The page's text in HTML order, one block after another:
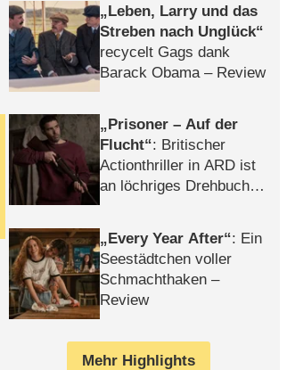
Leben, Larry und das
Streben nach Unglück
recycelt Gags dank
Barack Obama – Review
Prisoner – Auf der
Flucht : Britischer
Actionthriller in ARD ist
an löchriges Drehbuch
Every Year After : Ein
Seestädtchen voller
Schmachthaken –
Review
Mehr Highlights